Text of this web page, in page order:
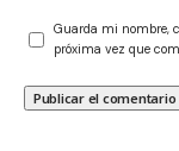
Guarda mi nombre,
próxima vez que